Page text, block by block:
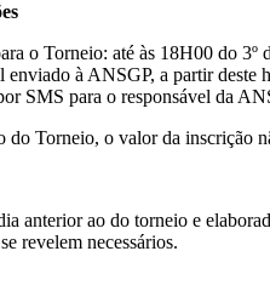
o Torneio: até às 18H00 do 3º
enviado à ANSGP, a partir deste
SMS para o responsável da
Torneio, o valor da inscrição
anterior ao do torneio e
revelem necessários.